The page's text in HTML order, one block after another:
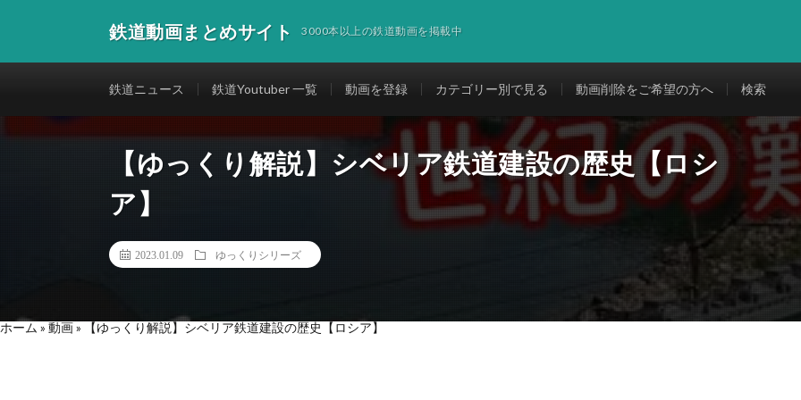
鉄道動画まとめサイト 3000本以上の鉄道動画を掲載中
鉄道ニュース 鉄道Youtuber 一覧 動画を登録 カテゴリー別で見る 動画削除をご希望の方へ 検索
【ゆっくり解説】シベリア鉄道建設の歴史【ロシ
ア】
2023.01.09 ゆっくりシリーズ
ホーム » 動画» 【ゆっくり解説】シベリア鉄道建設の歴史【ロシア】